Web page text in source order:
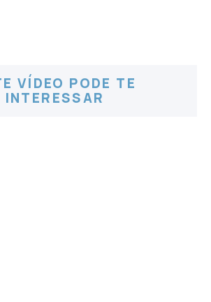
VÍDEO PODE TE
INTERESSAR